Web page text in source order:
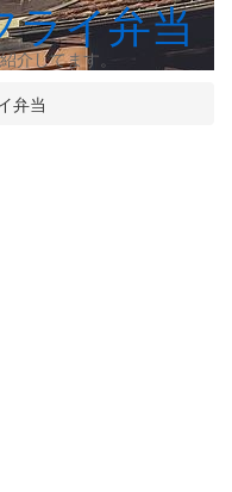
ライ弁当
介してます。
弁当